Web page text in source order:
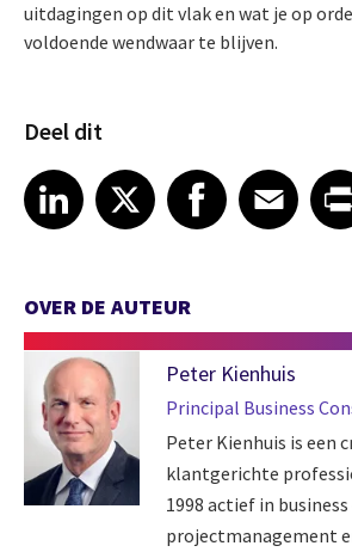
uitdagingen op dit vlak en wat je op
voldoende wendwaar te blijven.
Deel dit
Share article on LinkedIn
LinkedIn
Share article on XShare article on Facebook
Facebook
Share article on Email
EmailShare
OVER DE AUTEUR
Peter Kienhuis
Principal Business
Peter Kienhuis is een
klantgerichte
1998 actief in
projectmanagement